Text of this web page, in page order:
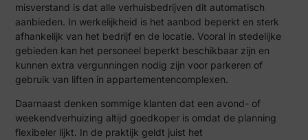
misverstand is dat alle verhuisbedrijven dit automatisch
aanbieden. In werkelijkheid is het aanbod beperkt en sterk
afhankelijk van het bedrijf en de locatie. Vooral in stedelijke
gebieden kan het personeel beperkt beschikbaar zijn en
kunnen extra vergunningen nodig zijn voor parkeren of
gebruik van liften in appartementencomplexen.
Daarnaast denken sommige klanten dat een avond- of
weekendverhuizing altijd goedkoper is omdat de planning
flexibeler lijkt. In de praktijk geldt juist het